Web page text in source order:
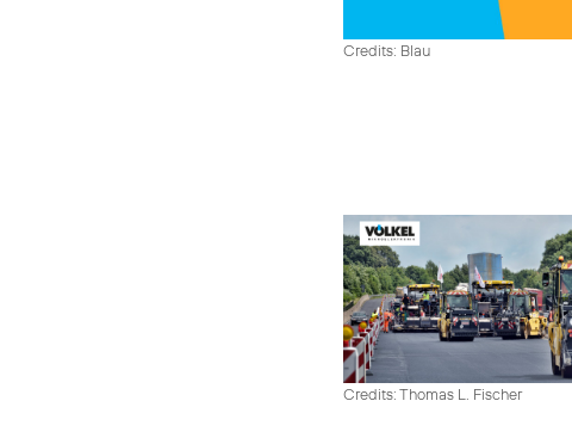
Credits: Blau
Credits: Thomas L. Fischer